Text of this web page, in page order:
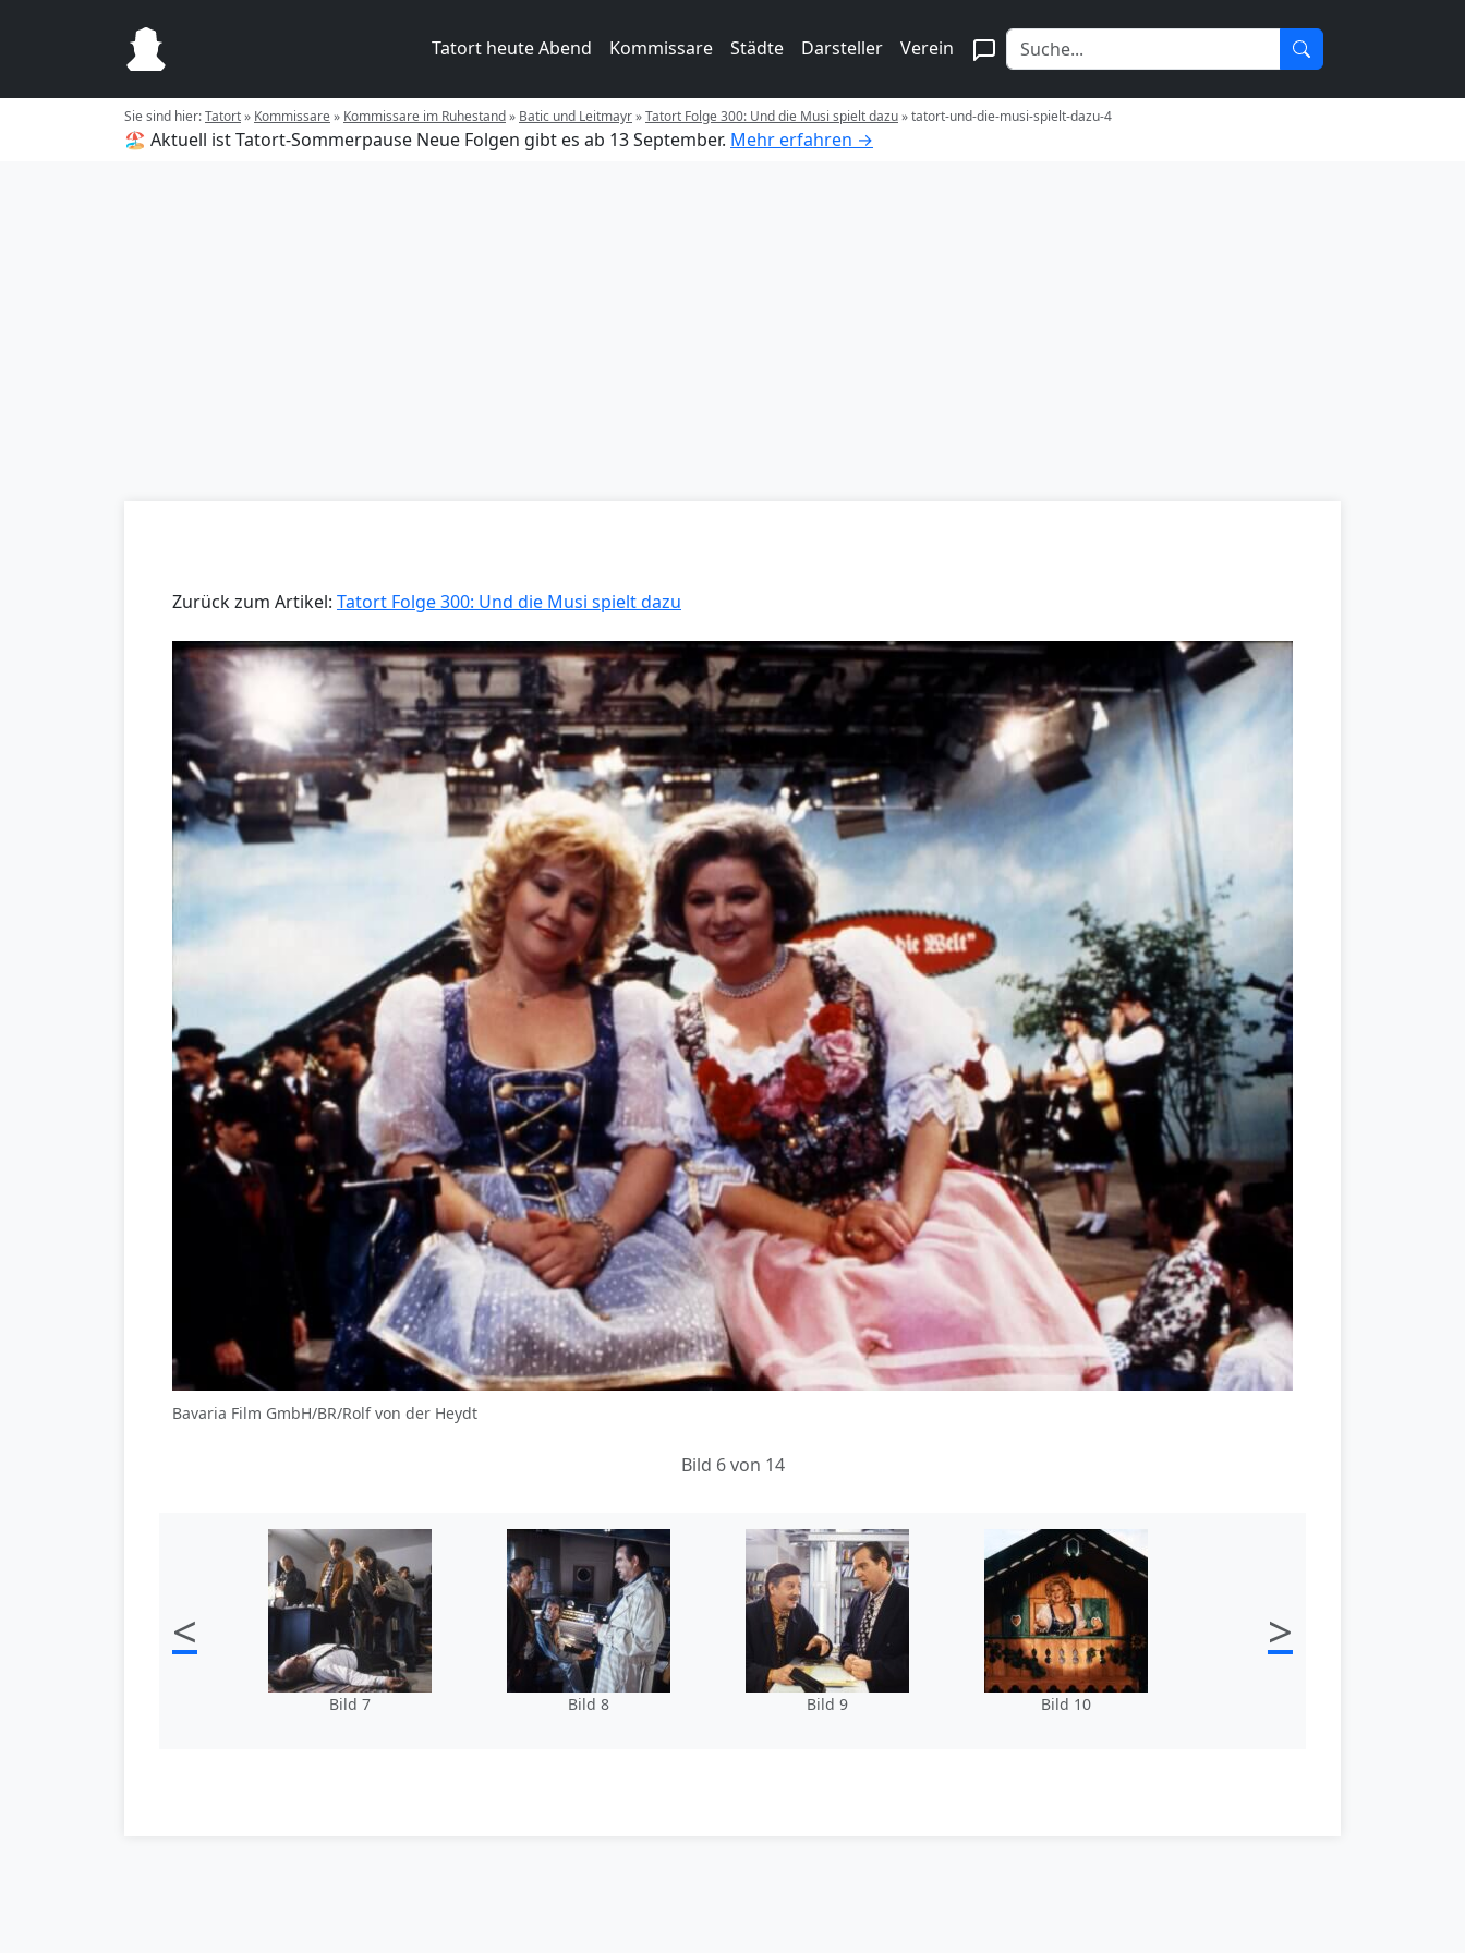
Tatort heute Abend Kommissare Städte Darsteller Verein
Sie sind hier:Tatort» Kommissare» Kommissare im Ruhestand» Batic und Leitmayr»Tatort Folge 300: Und die Musi spielt dazu»tatort-und-die-musi-spielt-dazu-4
🏖️ Aktuell ist Tatort-Sommerpause Neue Folgen gibt es ab 13 September. Mehr erfahren →
Zurück zum Artikel: Tatort Folge 300: Und die Musi spielt dazu
Bavaria Film GmbH/BR/Rolf von der Heydt
Bild 6 von 14
<
Bild 7 Bild 8 Bild 9 Bild 10
>